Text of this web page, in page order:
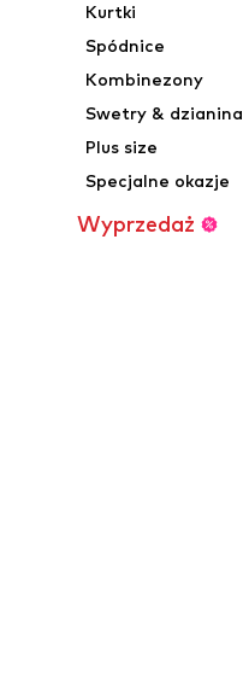
Kurtki
Spódnice
Kombinezony
Swetry & dzianina
Plus size
Specjalne okazje
Wyprzedaż